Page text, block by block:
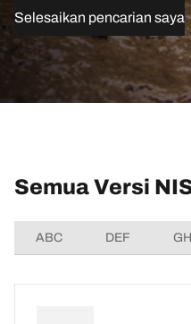
Selesaikan pencarian saya
Semua Versi
ABC DEF